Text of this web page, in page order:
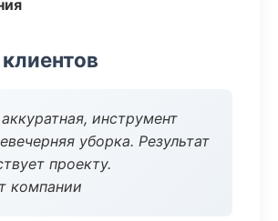
инструмент
уборка. Результат
проекту.
компании